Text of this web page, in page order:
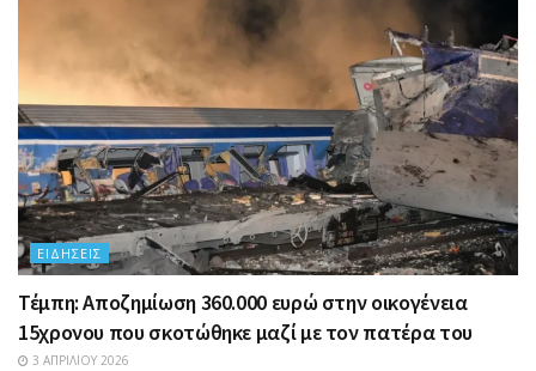
ΕΙΔΉΣΕΙΣ
Τέμπη: Αποζημίωση 360.000 ευρώ στην οικογένεια
15χρονου που σκοτώθηκε μαζί με τον πατέρα του
3 ΑΠΡΙΛΊΟΥ 2026